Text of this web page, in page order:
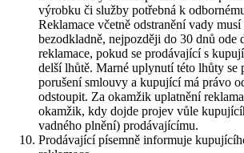
výrobku či služby potřebná k
Reklamace včetně odstranění vady
bezodkladně, nejpozději do 30 dnů ode
reklamace, pokud se prodávající s
delší lhůtě. Marné uplynutí této lhůty se
porušení smlouvy a kupující má právo
odstoupit. Za okamžik uplatnění
okamžik, kdy dojde projev vůle
vadného plnění) prodávajícímu.
Prodávající písemně informuje